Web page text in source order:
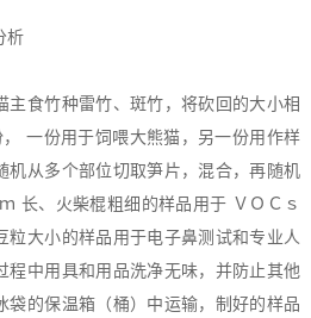
析
主食竹种雷竹、斑竹，将砍回的大小相
一份用于饲喂大熊猫，另一份用作样
机从多个部位切取笋片，混合，再随机
长、火柴棍粗细的样品用于 ＶＯＣｓ
粒大小的样品用于电子鼻测试和专业人
程中用具和用品洗净无味，并防止其他
袋的保温箱（桶）中运输，制好的样品